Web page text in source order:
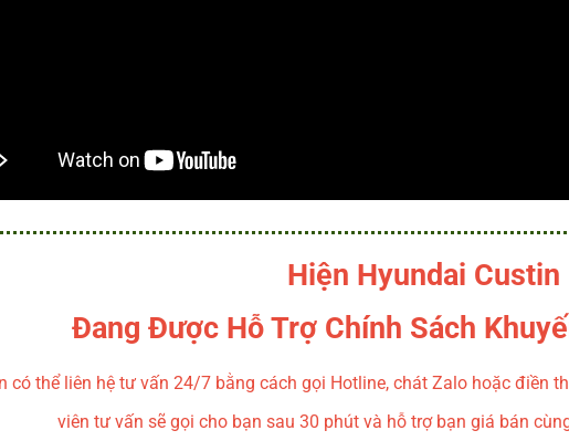
Hiện Hyundai Custin
Đang Được Hỗ Trợ Chính Sách
có thể liên hệ tư vấn 24/7 bằng cách gọi Hotline, chát Zalo hoặc điền
viên tư vấn sẽ gọi cho bạn sau 30 phút và hỗ trợ bạn giá bán